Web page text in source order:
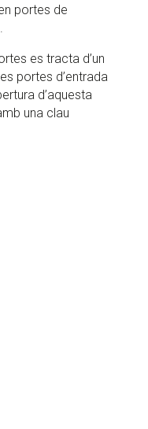
portes de
es tracta d’un
portes d’entrada
d’aquesta
una clau